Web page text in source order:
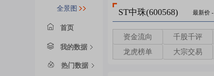
全景图
首页
我的数据
热门数据
ST中珠(600568) 最新价 -
资金流向 千股千评
龙虎榜单
大宗交易